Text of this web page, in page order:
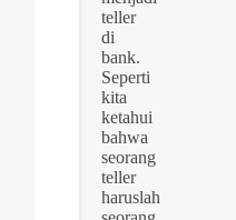
teller
di
bank.
Seperti
kita
ketahui
bahwa
seorang
teller
haruslah